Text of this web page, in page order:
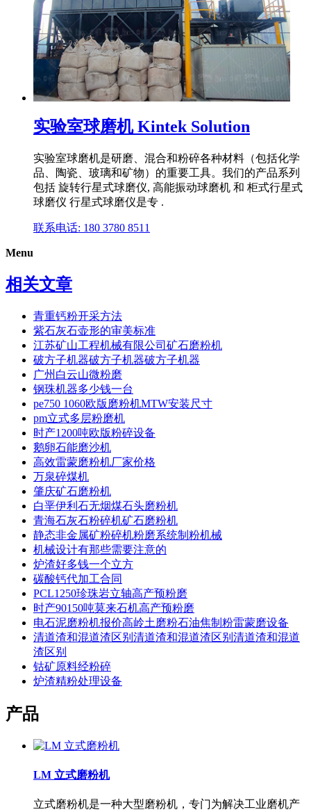
实验室球磨机 Kintek Solution
实验室球磨机是研磨、混合和粉碎各种材料（包括化学
品、陶瓷、玻璃和矿物）的重要工具。我们的产品系列
包括 旋转行星式球磨仪, 高能振动球磨机 和 柜式行星式
球磨仪 行星式球磨仪是专 .
联系电话: 180 3780 8511
Menu
相关文章
青重钙粉开采方法
紫石灰石壶形的审美标准
江苏矿山工程机械有限公司矿石磨粉机
破方子机器破方子机器破方子机器
广州白云山微粉磨
钢珠机器多少钱一台
pe750 1060欧版磨粉机MTW安装尺寸
pm立式多层粉磨机
时产1200吨欧版粉碎设备
鹅卵石能磨沙机
高效雷蒙磨粉机厂家价格
万泉碎煤机
肇庆矿石磨粉机
白垩伊利石无烟煤石头磨粉机
青海石灰石粉碎机矿石磨粉机
静态非金属矿粉碎机粉磨系统制粉机械
机械设计有那些需要注意的
炉渣好多钱一个立方
碳酸钙代加工合同
PCL1250珍珠岩立轴高产预粉磨
时产90150吨莫来石机高产预粉磨
电石泥磨粉机报价高岭土磨粉石油焦制粉雷蒙磨设备
清道渣和混道渣区别清道渣和混道渣区别清道渣和混道
渣区别
钴矿原料经粉碎
炉渣精粉处理设备
产品
LM 立式磨粉机
立式磨粉机是一种大型磨粉机，专门为解决工业磨机产